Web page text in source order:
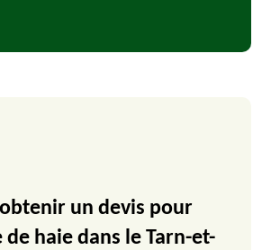
un devis pour
haie dans le Tarn-et-